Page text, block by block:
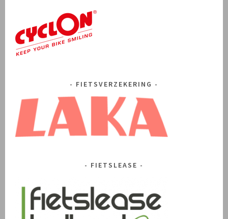
FIETSVERZEKERING
FIETSLEASE